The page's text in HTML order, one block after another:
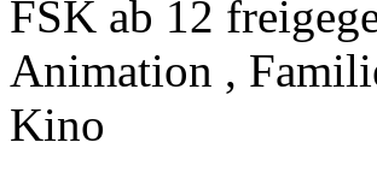
FSK ab 12
Animation ,
Kino